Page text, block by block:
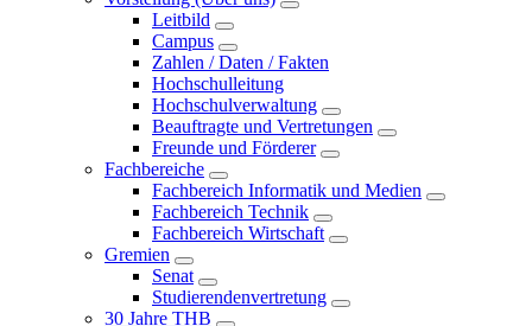
Leitbild
Campus
Zahlen / Daten / Fakten
Hochschulleitung
Hochschulverwaltung
Beauftragte und Vertretungen
Freunde und Förderer
Fachbereiche
Fachbereich Informatik und Medien
Fachbereich Technik
Fachbereich Wirtschaft
Gremien
Senat
Studierendenvertretung
30 Jahre THB